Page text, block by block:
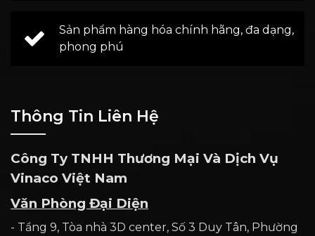
Sản phẩm hàng hóa chính hãng, đa dạng,
phong phú
Thông Tin Liên Hệ
Công Ty TNHH Thương Mại Và Dịch Vụ
Vinaco Việt Nam
Văn Phòng Đại Diện
- Tầng 9, Tòa nhà 3D center, Số 3 Duy Tân, Phường